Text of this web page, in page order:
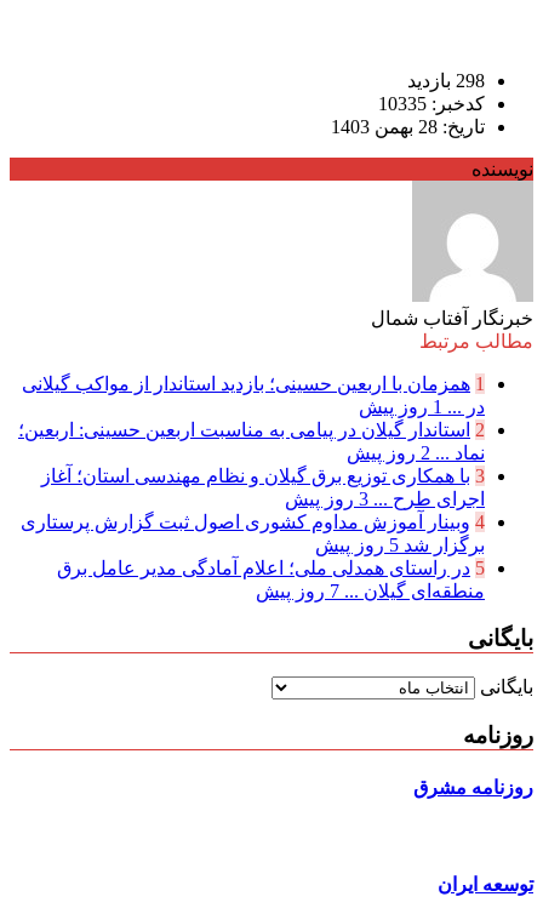
298 بازدید
کدخبر: 10335
تاریخ: 28 بهمن 1403
نویسنده
خبرنگار آفتاب شمال
مطالب مرتبط
1 همزمان با اربعین حسینی؛ بازدید استاندار از مواکب گیلانی
در ... 1 روز پیش
2 استاندار گیلان در پیامی به مناسبت اربعین حسینی: اربعین؛
نماد ... 2 روز پیش
3 با همکاری توزیع برق گیلان و نظام مهندسی استان؛ آغاز
اجرای طرح ... 3 روز پیش
4 وبینار آموزش مداوم کشوری اصول ثبت گزارش پرستاری
برگزار شد 5 روز پیش
5 در راستای همدلی ملی؛ اعلام آمادگی مدیر عامل برق
منطقه‌ای گیلان ... 7 روز پیش
بایگانی
بایگانی
روزنامه
روزنامه مشرق
توسعه ایران